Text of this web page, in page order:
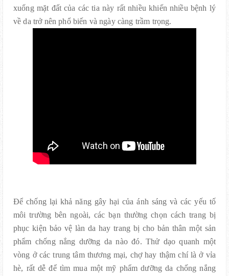
xuống mặt đất của các tia này rất nhiều khiến nhiều bệnh lý
về da trở nên phổ biến và ngày càng trầm trọng.
Để chống lại khả năng gây hại của ánh sáng và các yếu tố
môi trường bên ngoài, các bạn thường chọn cách trang bị
phục kiện bảo vệ làn da hay trang bị cho bản thân một sản
phẩm chống nắng dưỡng da nào đó. Thử dạo quanh một
vòng ở các trung tâm thương mại, chợ hay thậm chí là ở vỉa
hè, rất dễ để tìm mua một mỹ phẩm dưỡng da chống nắng